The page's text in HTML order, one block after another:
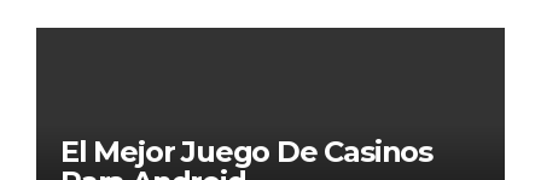
El Mejor Juego De Casinos